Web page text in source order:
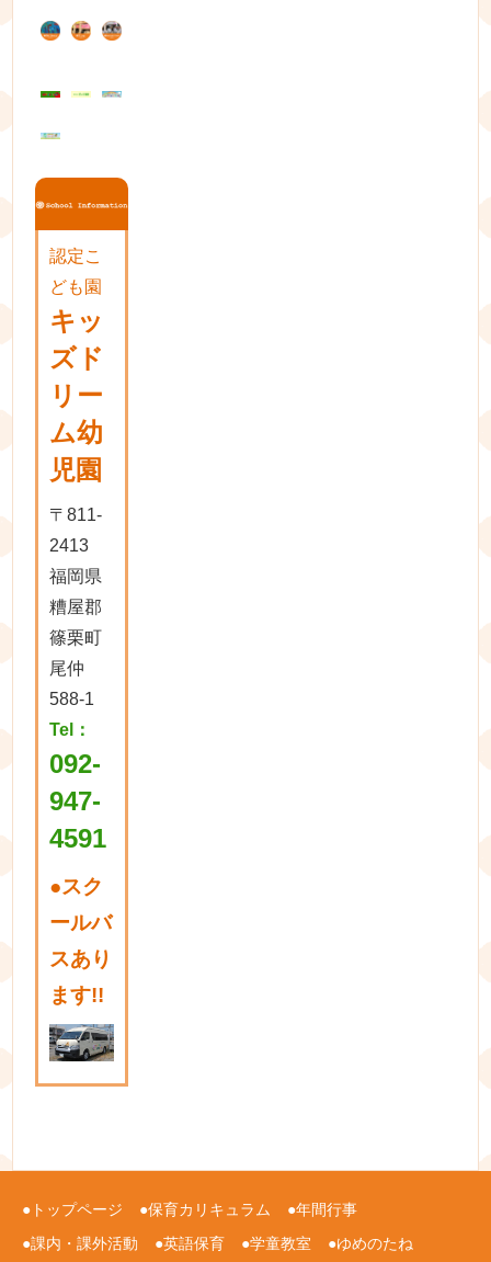
ゲ
ー
ョ
認定こ
ども園
キッ
ズド
リー
ム幼
児園
〒811-
2413
福岡県
糟屋郡
篠栗町
尾仲
588-1
Tel：
092-
947-
4591
●スク
ールバ
スあり
ます!!
トップページ 保育カリキュラム
年間行事
課内・課外活動
英語保育 学童教室 ゆめのたね